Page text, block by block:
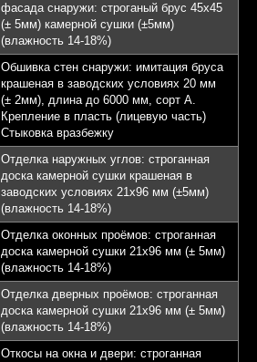
фасада снаружи: строганый брус 45х45
(± 5мм) камерной сушки (±5мм)
(влажность 14-18%)
Обшивка стен снаружи: имитация бруса
крашеная в заводских условиях 20 мм
(± 2мм), длина до 6000 мм, сорт А.
Крепление в пласть (лицевую часть)
Стыковка вразбежку
Отделка наружных углов: строганная
доска камерной сушки крашеная в
заводских условиях 21х96 мм (±5мм)
(влажность 14-18%)
Отделка оконных проёмов: строганная
доска камерной сушки 21х96 мм (± 5мм)
(влажность 14-18%)
Отделка дверных проёмов: строганная
доска камерной сушки 21х96 мм (± 5мм)
(влажность 14-18%)
Откосы на окна и двери: строганная